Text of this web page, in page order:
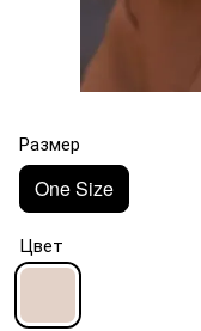
Размер
One Size
Цвет